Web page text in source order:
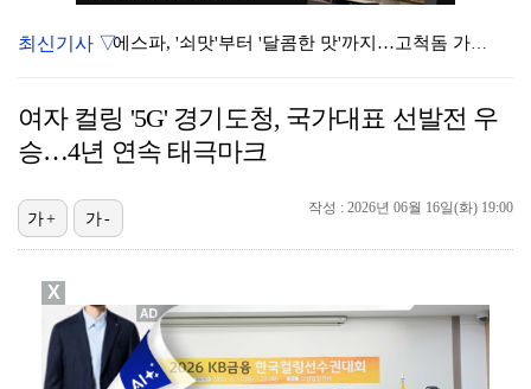
에스파, '쇠맛'부터 '달콤한 맛'까지…고척돔 가득 채…
'리그 2연패 정조준' 아스널, 뉴캐슬서 기마랑이스 영…
에스파, 고척돔 입성…공연 시작 40분 만에 첫 인사 …
에스파 고척돔 공연에 반가운 얼굴…아이들 미연·트와이스…
"언론사 대표·국회의원도"…최연청, 판사 남편까지 화려…
최신기사 ▽
여자 컬링 '5G' 경기도청, 국가대표 선발전 우
승…4년 연속 태극마크
작성 : 2026년 06월 16일(화) 19:00
가+ 가-
X